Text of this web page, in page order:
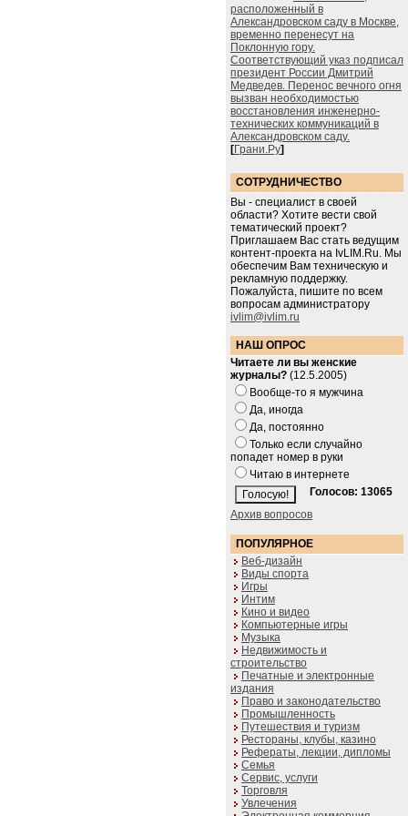
расположенный в
Александровском саду в Москве,
временно перенесут на
Поклонную гору.
Соответствующий указ подписал
президент России Дмитрий
Медведев. Перенос вечного огня
вызван необходимостью
восстановления инженерно-
технических коммуникаций в
Александровском саду.
[Грани.Ру]
СОТРУДНИЧЕСТВО
Вы - специалист в своей
области? Хотите вести свой
тематический проект?
Приглашаем Вас стать ведущим
контент-проекта на IvLIM.Ru. Мы
обеспечим Вам техническую и
рекламную поддержку.
Пожалуйста, пишите по всем
вопросам администратору
ivlim@ivlim.ru
НАШ ОПРОС
Читаете ли вы женские
журналы? (12.5.2005)
Вообще-то я мужчина
Да, иногда
Да, постоянно
Только если случайно
попадет номер в руки
Читаю в интернете
Голосов: 13065
Архив вопросов
ПОПУЛЯРНОЕ
Веб-дизайн
Виды спорта
Игры
Интим
Кино и видео
Компьютерные игры
Музыка
Недвижимость и
строительство
Печатные и электронные
издания
Право и законодательство
Промышленность
Путешествия и туризм
Рестораны, клубы, казино
Рефераты, лекции, дипломы
Семья
Сервис, услуги
Торговля
Увлечения